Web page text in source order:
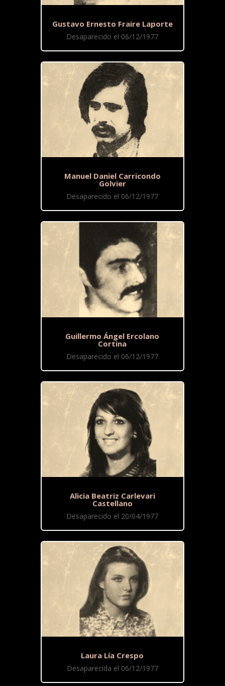
Gustavo Ernesto Fraire Laporte
Desaparecido el 06/12/1977
Manuel Daniel Carricondo
Golvier
Desaparecido el 06/12/1977
Guillermo Ángel Ercolano
Cortina
Desaparecido el 06/12/1977
Alicia Beatriz Carlevari
Castellano
Desaparecido el 20/04/1977
Laura Lía Crespo
Desaparecida el 06/12/1977